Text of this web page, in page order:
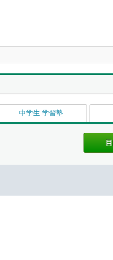
中学生 学習塾